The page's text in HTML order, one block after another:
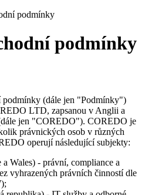
podmínky
podmínky
podmínky (dále jen "Podmínky")
LTD, zapsanou v Anglii a
jen "COREDO"). COREDO je
právnických osob v různých
operují následující subjekty:
Wales) - právní, compliance a
vyhrazených právních činností dle